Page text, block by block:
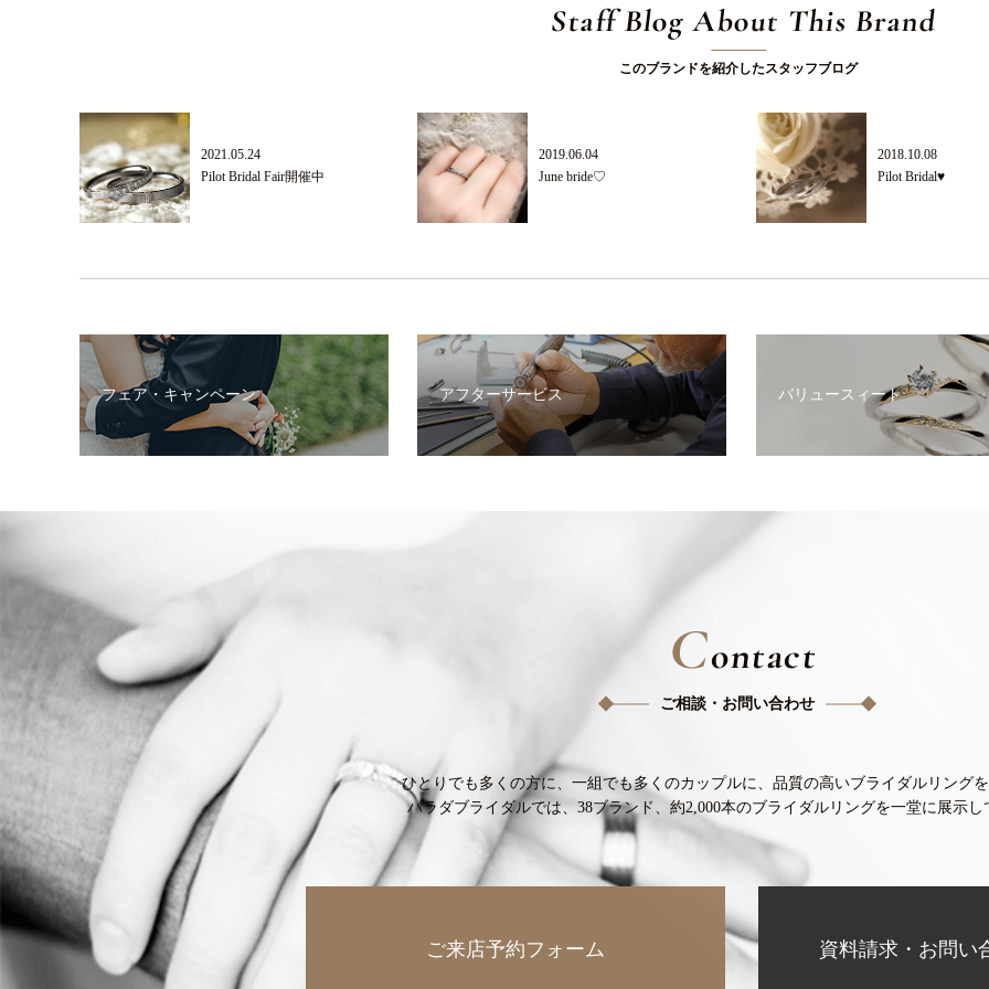
Staff Blog About This Brand
このブランドを紹介したスタッフブログ
2021.05.24
Pilot Bridal Fair開催中
2019.06.04
June bride♡
2018.10.08
Pilot Bridal♥
フェア・キャンペーン アフターサービス バリュースィート
Contact
ご相談・お問い合わせ
ひとりでも多くの方に、 一組でも多くのカップルに、 品質の高いブライダルリング
ハラダブライダルでは、38ブランド、 約2,000本のブライダルリングを一堂に展示し
ご来店予約フォーム 資料請求・お問い